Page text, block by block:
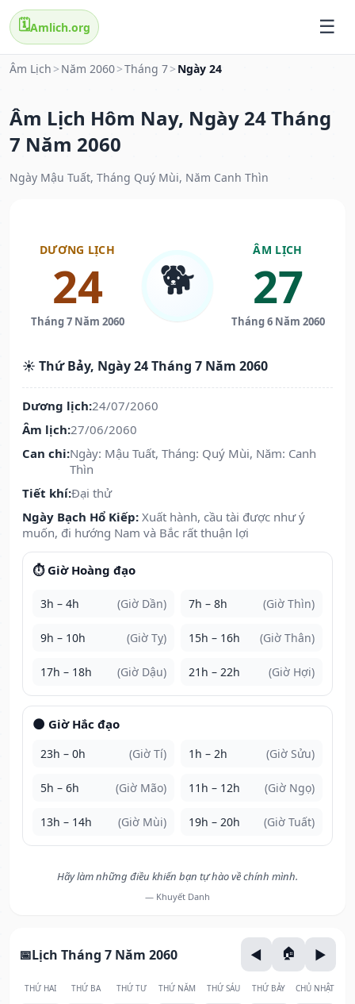
🗓️Amlich.org
Âm Lịch > Năm 2060>Tháng 7> Ngày 24
Âm Lịch Hôm Nay, Ngày 24 Tháng
7 Năm 2060
Ngày Mậu Tuất, Tháng Quý Mùi, Năm Canh Thìn
DƯƠNG LỊCH
24
Tháng 7 Năm 2060
🐕
ÂM LỊCH
27
Tháng 6 Năm 2060
☀️ Thứ Bảy, Ngày 24 Tháng 7 Năm 2060
Dương lịch:24/07/2060
Âm lịch:27/06/2060
Can chi:Ngày: Mậu Tuất, Tháng: Quý Mùi, Năm: Canh
Thìn
Tiết khí:Đại thử
Ngày Bạch Hổ Kiếp: Xuất hành, cầu tài được như ý
muốn, đi hướng Nam và Bắc rất thuận lợi
⏱️ Giờ Hoàng đạo
3h – 4h (Giờ Dần) 7h – 8h (Giờ Thìn)
9h – 10h (Giờ Tỵ) 15h – 16h (Giờ Thân)
17h – 18h (Giờ Dậu) 21h – 22h (Giờ Hợi)
🌑 Giờ Hắc đạo
23h – 0h (Giờ Tí) 1h – 2h (Giờ Sửu)
5h – 6h (Giờ Mão) 11h – 12h (Giờ Ngọ)
13h – 14h (Giờ Mùi) 19h – 20h (Giờ Tuất)
Hãy làm những điều khiến bạn tự hào về chính mình.
— Khuyết Danh
Lịch Tháng 7 Năm 2060
THỨ HAI THỨ BA THỨ TƯ THỨ NĂM THỨ SÁU THỨ BẢY CHỦ NHẬT